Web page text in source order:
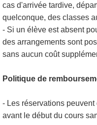
cas d'arrivée tardive,
quelconque, des classes
- Si un élève est absent
des arrangements sont
sans aucun coût
Politique de
- Les réservations
avant le début du cours